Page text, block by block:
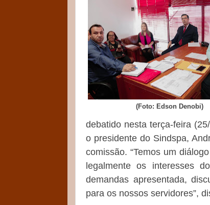
(Foto: Edson Denobi)
debatido nesta terça-feira
o presidente do Sindspa,
comissão. “Temos um
legalmente os interesses
demandas apresentada,
para os nossos servidores”,